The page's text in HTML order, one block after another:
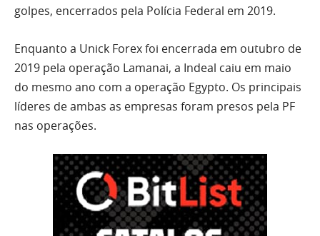
golpes, encerrados pela Polícia Federal em 2019.
Enquanto a Unick Forex foi encerrada em outubro de
2019 pela operação Lamanai, a Indeal caiu em maio
do mesmo ano com a operação Egypto. Os principais
líderes de ambas as empresas foram presos pela PF
nas operações.